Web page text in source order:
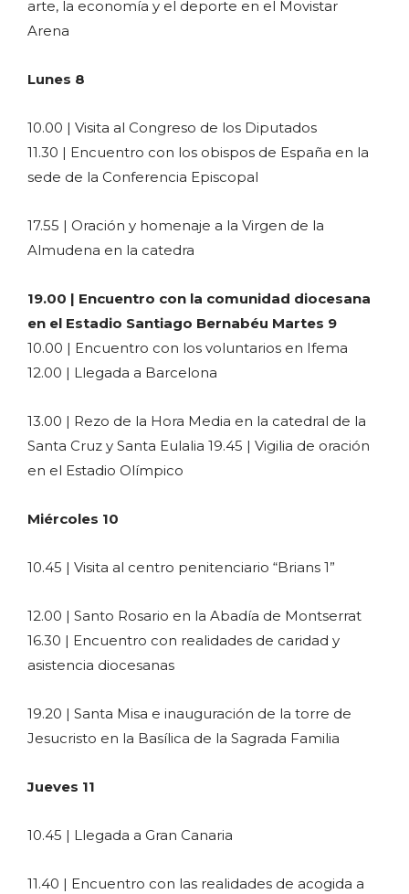
arte, la economía y el deporte en el Movistar
Arena
Lunes 8
10.00 | Visita al Congreso de los Diputados
11.30 | Encuentro con los obispos de España en la
sede de la Conferencia Episcopal
17.55 | Oración y homenaje a la Virgen de la
Almudena en la catedra
19.00 | Encuentro con la comunidad diocesana
en el Estadio Santiago Bernabéu Martes 9
10.00 | Encuentro con los voluntarios en Ifema
12.00 | Llegada a Barcelona
13.00 | Rezo de la Hora Media en la catedral de la
Santa Cruz y Santa Eulalia 19.45 | Vigilia de oración
en el Estadio Olímpico
Miércoles 10
10.45 | Visita al centro penitenciario “Brians 1”
12.00 | Santo Rosario en la Abadía de Montserrat
16.30 | Encuentro con realidades de caridad y
asistencia diocesanas
19.20 | Santa Misa e inauguración de la torre de
Jesucristo en la Basílica de la Sagrada Familia
Jueves 11
10.45 | Llegada a Gran Canaria
11.40 | Encuentro con las realidades de acogida a